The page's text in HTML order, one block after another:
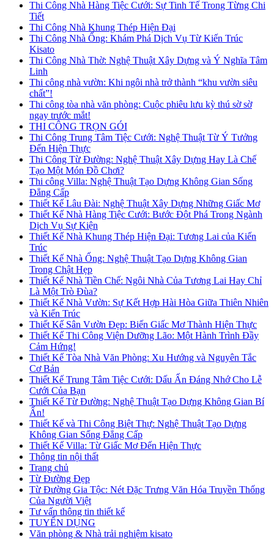
Thi Công Nhà Hàng Tiệc Cưới: Sự Tinh Tế Trong Từng Chi
Tiết
Thi Công Nhà Khung Thép Hiện Đại
Thi Công Nhà Ống: Khám Phá Dịch Vụ Từ Kiến Trúc
Kisato
Thi Công Nhà Thờ: Nghệ Thuật Xây Dựng và Ý Nghĩa Tâm
Linh
Thi công nhà vườn: Khi ngôi nhà trở thành “khu vườn siêu
chất”!
Thi công tòa nhà văn phòng: Cuộc phiêu lưu kỳ thú sờ sờ
ngay trước mắt!
THI CÔNG TRỌN GÓI
Thi Công Trung Tâm Tiệc Cưới: Nghệ Thuật Từ Ý Tưởng
Đến Hiện Thực
Thi Công Từ Đường: Nghệ Thuật Xây Dựng Hay Là Chế
Tạo Một Món Đồ Chơi?
Thi công Villa: Nghệ Thuật Tạo Dựng Không Gian Sống
Đẳng Cấp
Thiết Kế Lâu Đài: Nghệ Thuật Xây Dựng Những Giấc Mơ
Thiết Kế Nhà Hàng Tiệc Cưới: Bước Đột Phá Trong Ngành
Dịch Vụ Sự Kiện
Thiết Kế Nhà Khung Thép Hiện Đại: Tương Lai của Kiến
Trúc
Thiết Kế Nhà Ống: Nghệ Thuật Tạo Dựng Không Gian
Trong Chật Hẹp
Thiết Kế Nhà Tiền Chế: Ngôi Nhà Của Tương Lai Hay Chỉ
Là Một Trò Đùa?
Thiết Kế Nhà Vườn: Sự Kết Hợp Hài Hòa Giữa Thiên Nhiên
và Kiến Trúc
Thiết Kế Sân Vườn Đẹp: Biến Giấc Mơ Thành Hiện Thực
Thiết Kế Thi Công Viện Dưỡng Lão: Một Hành Trình Đầy
Cảm Hứng!
Thiết Kế Tòa Nhà Văn Phòng: Xu Hướng và Nguyên Tắc
Cơ Bản
Thiết Kế Trung Tâm Tiệc Cưới: Dấu Ấn Đáng Nhớ Cho Lễ
Cưới Của Bạn
Thiết Kế Từ Đường: Nghệ Thuật Tạo Dựng Không Gian Bí
Ẩn!
Thiết Kế và Thi Công Biệt Thự: Nghệ Thuật Tạo Dựng
Không Gian Sống Đẳng Cấp
Thiết Kế Villa: Từ Giấc Mơ Đến Hiện Thực
Thông tin nội thất
Trang chủ
Từ Đường Đẹp
Từ Đường Gia Tộc: Nét Đặc Trưng Văn Hóa Truyền Thống
Của Người Việt
Tư vấn thông tin thiết kế
TUYỂN DỤNG
Văn phòng & Nhà trải nghiệm kisato